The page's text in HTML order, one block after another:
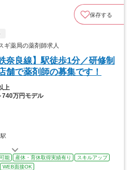
保存する
薬局の薬剤師求人
奈良線】駅徒歩1分／研修制
舗で薬剤師の募集です！
上
740万円モデル
能 産休・育休取得実績有り
スキルアップ
WEB面接OK